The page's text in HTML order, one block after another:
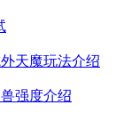
天魔玩法介绍
强度介绍